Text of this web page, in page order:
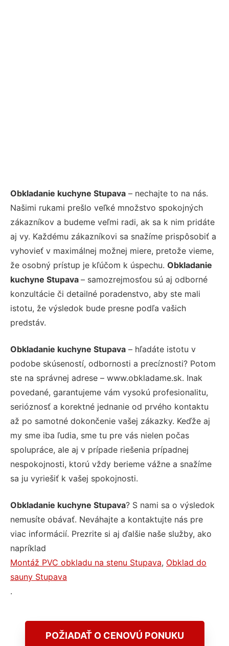
Obkladanie kuchyne Stupava – nechajte to na nás.
Našimi rukami prešlo veľké množstvo spokojných
zákazníkov a budeme veľmi radi, ak sa k nim pridáte
aj vy. Každému zákazníkovi sa snažíme prispôsobiť a
vyhovieť v maximálnej možnej miere, pretože vieme,
že osobný prístup je kľúčom k úspechu. Obkladanie
kuchyne Stupava – samozrejmosťou sú aj odborné
konzultácie či detailné poradenstvo, aby ste mali
istotu, že výsledok bude presne podľa vašich
predstáv.
Obkladanie kuchyne Stupava – hľadáte istotu v
podobe skúseností, odbornosti a precíznosti? Potom
ste na správnej adrese – www.obkladame.sk. Inak
povedané, garantujeme vám vysokú profesionalitu,
serióznosť a korektné jednanie od prvého kontaktu
až po samotné dokončenie vašej zákazky. Keďže aj
my sme iba ľudia, sme tu pre vás nielen počas
spolupráce, ale aj v prípade riešenia prípadnej
nespokojnosti, ktorú vždy berieme vážne a snažíme
sa ju vyriešiť k vašej spokojnosti.
Obkladanie kuchyne Stupava? S nami sa o výsledok
nemusíte obávať. Neváhajte a kontaktujte nás pre
viac informácií. Prezrite si aj ďalšie naše služby, ako
napríklad
Montáž PVC obkladu na stenu Stupava, Obklad do
sauny Stupava
.
POŽIADAŤ O CENOVÚ PONUKU